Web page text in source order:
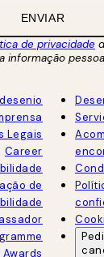
ENVIAR
de privacidade
informação
Legais
Career
de